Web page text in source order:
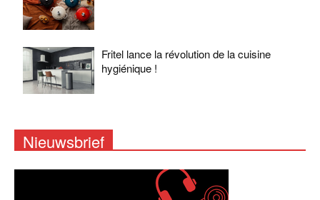
Fritel lance la révolution de la cuisine
hygiénique !
Nieuwsbrief